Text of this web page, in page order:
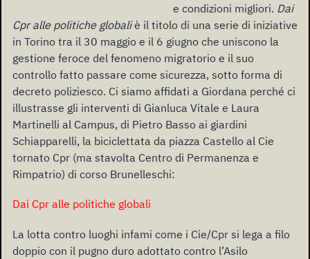
e condizioni migliori. Dai
Cpr alle politiche globaliè il titolo di una serie di iniziative
in Torino tra il 30 maggio e il 6 giugno che uniscono la
gestione feroce del fenomeno migratorio e il suo
controllo fatto passare come sicurezza, sotto forma di
decreto poliziesco. Ci siamo affidati a Giordana perché ci
illustrasse gli interventi di Gianluca Vitale e Laura
Martinelli al Campus, di Pietro Basso ai giardini
Schiapparelli, la biciclettata da piazza Castello al Cie
tornato Cpr (ma stavolta Centro di Permanenza e
Rimpatrio) di corso Brunelleschi:
Dai Cpr alle politiche globali
La lotta contro luoghi infami come i Cie/Cpr si lega a filo
doppio con il pugno duro adottato contro l’Asilo